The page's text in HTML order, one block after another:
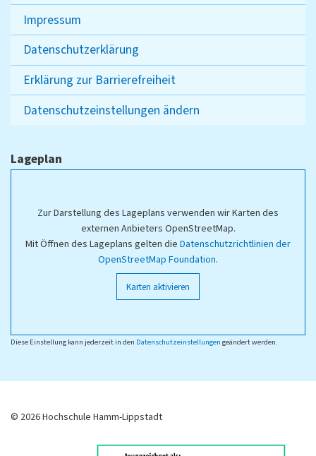
Impressum
Datenschutzerklärung
Erklärung zur Barrierefreiheit
Datenschutzeinstellungen ändern
Lageplan
Zur Darstellung des Lageplans verwenden wir Karten des
externen Anbieters OpenStreetMap.
Mit Öffnen des Lageplans gelten die Datenschutzrichtlinien der
OpenStreetMap Foundation.
Karten aktivieren
Diese Einstellung kann jederzeit in den Datenschutzeinstellungen geändert werden.
© 2026 Hochschule Hamm-Lippstadt